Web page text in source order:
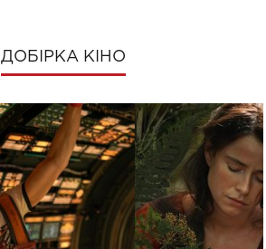
ДОБІРКА КІНО